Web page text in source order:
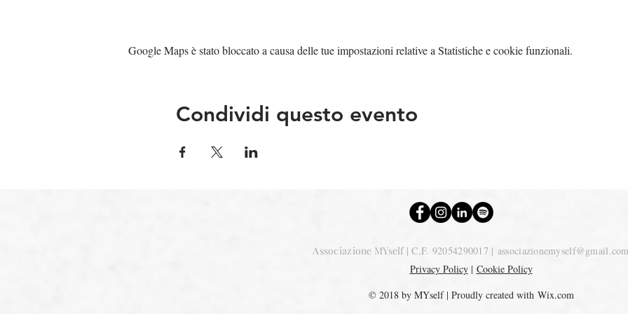
Google Maps è stato bloccato a causa delle tue impostazioni relative a Statistiche e cookie funzionali.
Condividi questo evento
Associazione MYself | C.F. 92054290017 |
Privacy Policy| Cookie Policy
© 2018 by MYself | Proudly created with Wix.com